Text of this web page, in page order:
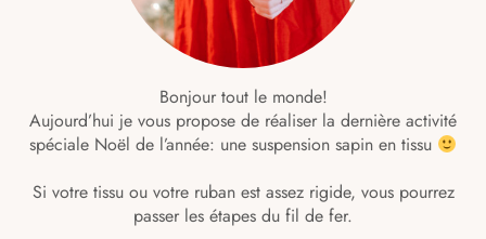
Bonjour tout le monde!
Aujourd’hui je vous propose de réaliser la dernière activité
spéciale Noël de l’année: une suspension sapin en tissu
Si votre tissu ou votre ruban est assez rigide, vous pourrez
passer les étapes du fil de fer.